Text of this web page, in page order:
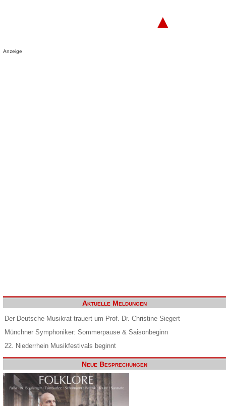
▲
Anzeige
Aktuelle Meldungen
Der Deutsche Musikrat trauert um Prof. Dr. Christine Siegert
Münchner Symphoniker: Sommerpause & Saisonbeginn
22. Niederrhein Musikfestivals beginnt
Neue Besprechungen